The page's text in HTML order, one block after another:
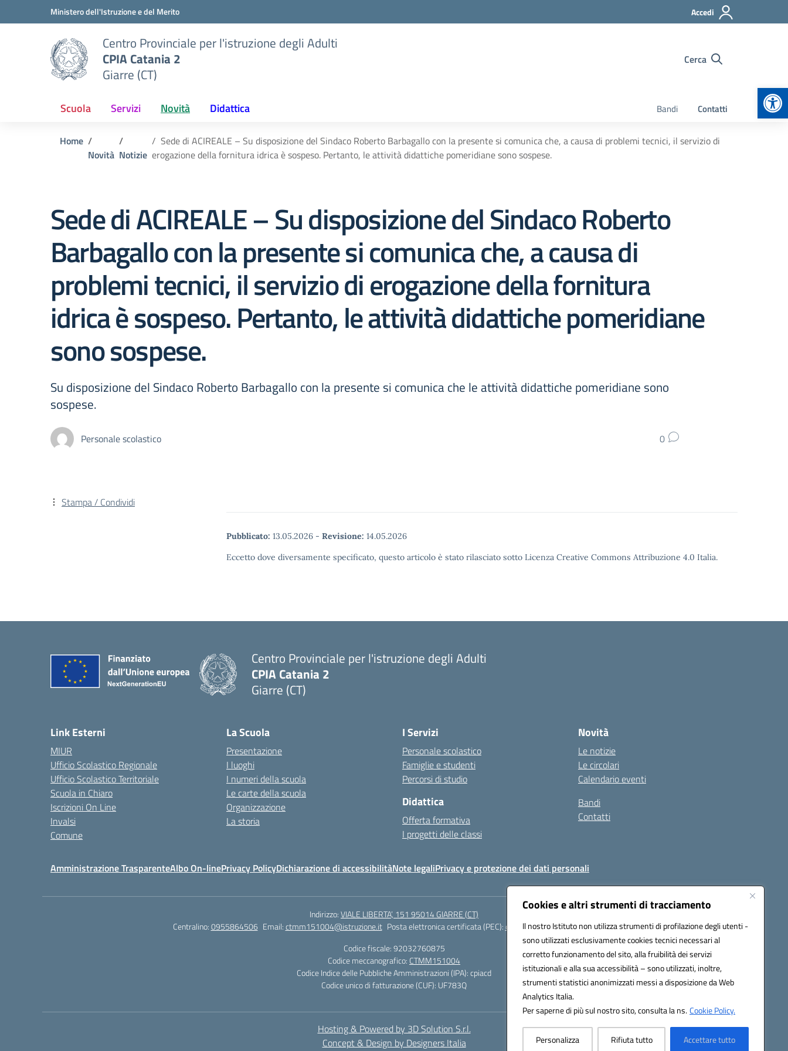
Cookies e altri strumenti di tracciamento
Il nostro Istituto non utilizza strumenti di profilazione degli utenti -
sono utilizzati esclusivamente cookies tecnici necessari al
corretto funzionamento del sito, alla fruibilità dei servizi
istituzionali e alla sua accessibilità – sono utilizzati, inoltre,
strumenti statistici anonimizzati messi a disposizione da Web
Analytics Italia.
Per saperne di più sul nostro sito, consulta la ns.Cookie Policy.
Personalizza Rifiuta tutto Accettare tutto
Vai ai contenuti
Vai al menu di navigazioneMinistero dell'Istruzione e del Merito Accedi
Centro Provinciale per l'istruzione degli Adulti
CPIA Catania 2
Giarre (CT)
Cerca
Scuola Servizi Novità Didattica Bandi Contatti
Home
Novità Notizie
Sede di ACIREALE – Su disposizione del Sindaco Roberto Barbagallo con la presente si comunica che, a causa di problemi tecnici, il servizio di
erogazione della fornitura idrica è sospeso. Pertanto, le attività didattiche pomeridiane sono sospese.
Sede di ACIREALE – Su disposizione del Sindaco Roberto
Barbagallo con la presente si comunica che, a causa di
problemi tecnici, il servizio di erogazione della fornitura
idrica è sospeso. Pertanto, le attività didattiche pomeridiane
sono sospese.
Su disposizione del Sindaco Roberto Barbagallo con la presente si comunica che le attività didattiche pomeridiane sono
sospese.
Personale scolastico 0
Pubblicato: 13.05.2026 - Revisione: 14.05.2026
Eccetto dove diversamente specificato, questo articolo è stato rilasciato sotto Licenza Creative Commons Attribuzione 4.0 Italia.
Stampa / Condividi
Centro Provinciale per l'istruzione degli Adulti
CPIA Catania 2
Giarre (CT)
Link Esterni
MIUR
Ufficio Scolastico Regionale
Ufficio Scolastico Territoriale
Scuola in Chiaro
Iscrizioni On Line
Invalsi
Comune
La Scuola
Presentazione
I luoghi
I numeri della scuola
Le carte della scuola
Organizzazione
La storia
I Servizi
Personale scolastico
Famiglie e studenti
Percorsi di studio
Didattica
Offerta formativa
I progetti delle classi
Novità
Le notizie
Le circolari
Calendario eventi
Bandi
Contatti
Amministrazione TrasparenteAlbo On-linePrivacy PolicyDichiarazione di accessibilitàNote legaliPrivacy e protezione dei dati personali
Indirizzo:VIALE LIBERTA’, 151 95014 GIARRE (CT)
Centralino:0955864506 Email:ctmm151004@istruzione.it Posta elettronica certificata (PEC):ctmm151004@pec.istruzione.it
Codice fiscale: 92032760875
Codice meccanografico: CTMM151004
Codice Indice delle Pubbliche Amministrazioni (IPA): cpiacd
Codice unico di fatturazione (CUF): UF783Q
Hosting & Powered by 3D Solution S.r.l.
Concept & Design by Designers Italia